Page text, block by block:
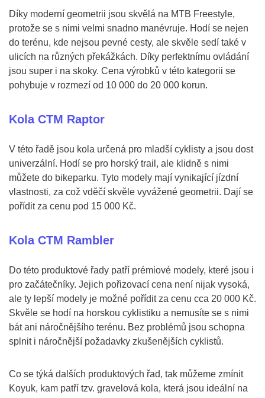
Díky moderní geometrii jsou skvělá na MTB Freestyle,
protože se s nimi velmi snadno manévruje. Hodí se nejen
do terénu, kde nejsou pevné cesty, ale skvěle sedí také v
ulicích na různých překážkách. Díky perfektnímu ovládání
jsou super i na skoky. Cena výrobků v této kategorii se
pohybuje v rozmezí od 10 000 do 20 000 korun.
Kola CTM Raptor
V této řadě jsou kola určená pro mladší cyklisty a jsou dost
univerzální. Hodí se pro horský trail, ale klidně s nimi
můžete do bikeparku. Tyto modely mají vynikající jízdní
vlastnosti, za což vděčí skvěle vyvážené geometrii. Dají se
pořídit za cenu pod 15 000 Kč.
Kola CTM Rambler
Do této produktové řady patří prémiové modely, které jsou i
pro začátečníky. Jejich pořizovací cena není nijak vysoká,
ale ty lepší modely je možné pořídit za cenu cca 20 000 Kč.
Skvěle se hodí na horskou cyklistiku a nemusíte se s nimi
bát ani náročnějšího terénu. Bez problémů jsou schopna
splnit i náročnější požadavky zkušenějších cyklistů.
Co se týká dalších produktových řad, tak můžeme zmínit
Koyuk, kam patří tzv. gravelová kola, která jsou ideální na